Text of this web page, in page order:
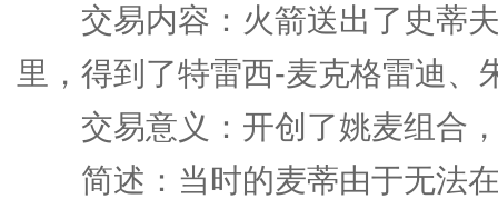
交易内容：火箭送出了史蒂夫
里，得到了特雷西-麦克格雷迪
交易意义：开创了姚麦组合，
简述：当时的麦蒂由于无法在